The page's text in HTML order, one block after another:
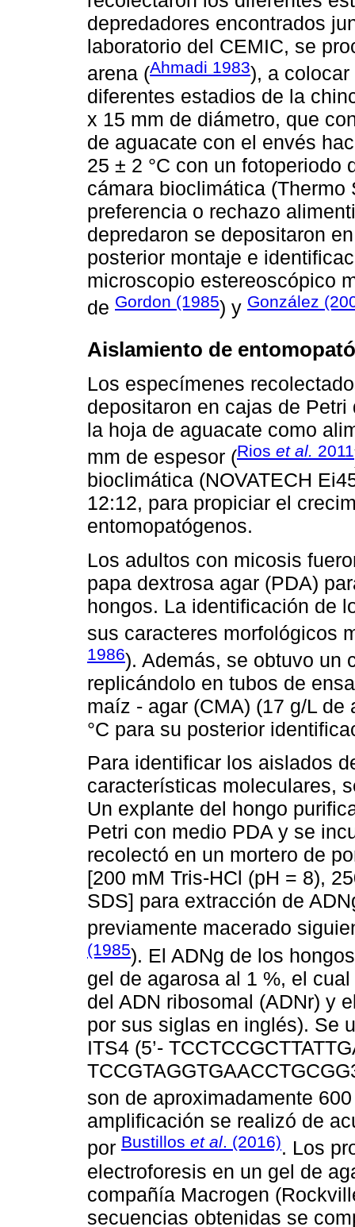
depredadores encontrados
laboratorio del CEMIC, se
arena (Ahmadi 1983), a
diferentes estadios de la
x 15 mm de diámetro, que
de aguacate con el envés
25 ± 2 °C con un fotoperiodo
cámara bioclimática
preferencia o rechazo
depredaron se depositaron
posterior montaje e
microscopio estereoscópico
de Gordon (1985) y González
Aislamiento de
Los especímenes
depositaron en cajas de
la hoja de aguacate como
mm de espesor (Rios et al. 2011
bioclimática (NOVATECH
12:12, para propiciar el
entomopatógenos.
Los adultos con micosis
papa dextrosa agar (PDA)
hongos. La identificación de
sus caracteres morfológicos
1986). Además, se obtuvo un
replicándolo en tubos de
maíz - agar (CMA) (17 g/L
°C para su posterior
Para identificar los aislados
características moleculares,
Un explante del hongo
Petri con medio PDA y se
recolectó en un mortero de
[200 mM Tris-HCl (pH = 8),
SDS] para extracción de
previamente macerado
(1985). El ADNg de los
gel de agarosa al 1 %, el
del ADN ribosomal (ADNr) y
por sus siglas en inglés). Se
ITS4 (5’-
son de aproximadamente
amplificación se realizó de
por Bustillos et al. (2016). Los
electroforesis en un gel de
compañía Macrogen
secuencias obtenidas se